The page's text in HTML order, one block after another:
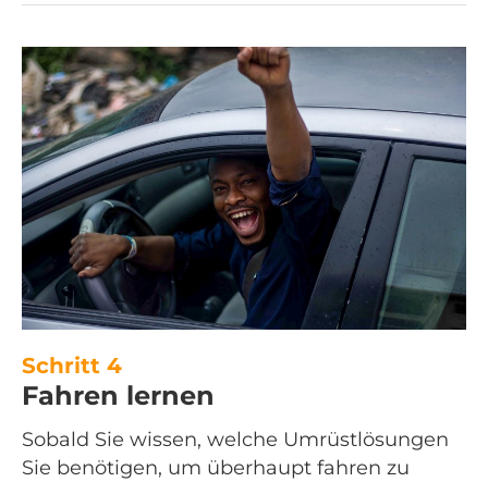
Schritt 4
Fahren lernen
Sobald Sie wissen, welche Umrüstlösungen
Sie benötigen, um überhaupt fahren zu